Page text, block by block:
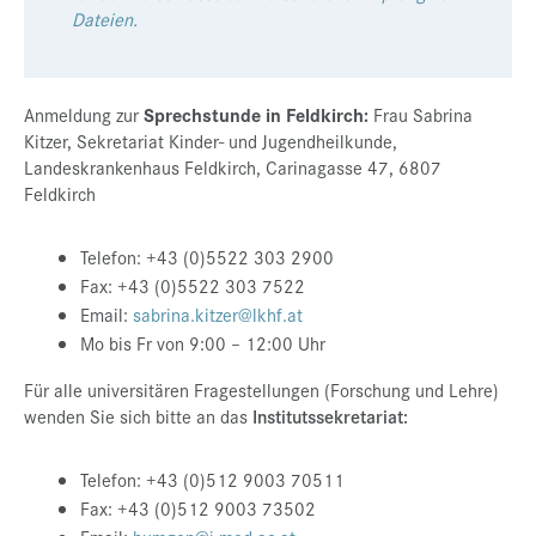
Dateien.
Anmeldung zurSprechstunde in Feldkirch: Frau Sabrina
Kitzer, Sekretariat Kinder- und Jugendheilkunde,
Landeskrankenhaus Feldkirch, Carinagasse 47, 6807
Feldkirch
Telefon: +43 (0)5522 303 2900
Fax: +43 (0)5522 303 7522
Email: sabrina.kitzer@lkhf.at
Mo bis Fr von 9:00 – 12:00 Uhr
Für alle universitären Fragestellungen (Forschung und Lehre)
wenden Sie sich bitte an das Institutssekretariat:
Telefon: +43 (0)512 9003 70511
Fax: +43 (0)512 9003 73502